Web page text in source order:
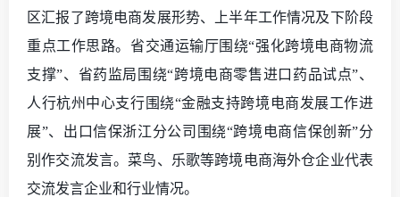
区汇报了跨境电商发展形势、上半年工作情况及下阶段
重点工作思路。省交通运输厅围绕“强化跨境电商物流
支撑”、省药监局围绕“跨境电商零售进口药品试点”、
人行杭州中心支行围绕“金融支持跨境电商发展工作进
展”、出口信保浙江分公司围绕“跨境电商信保创新”分
别作交流发言。菜鸟、乐歌等跨境电商海外仓企业代表
交流发言企业和行业情况。